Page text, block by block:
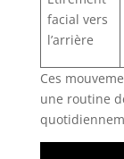
facial vers
l’arrière
Ces
une routine